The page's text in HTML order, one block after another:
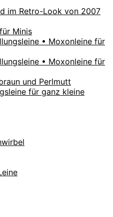
im Retro-Look von 2007
Minis
• Moxonleine für
• Moxonleine für
und Perlmutt
für ganz kleine